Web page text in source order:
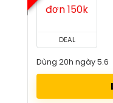
DEAL
Dùng 20h ngày 5.6